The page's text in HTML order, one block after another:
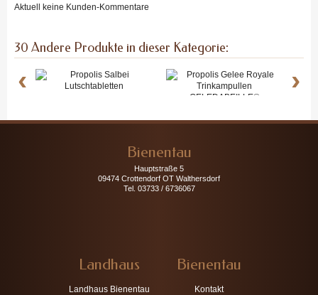
Aktuell keine Kunden-Kommentare
30 Andere Produkte in dieser Kategorie:
‹ ›
Bienentau
Hauptstraße 5
09474 Crottendorf OT Walthersdorf
Tel. 03733 / 6736067
Landhaus
Landhaus Bienentau
Bienentau
Kontakt